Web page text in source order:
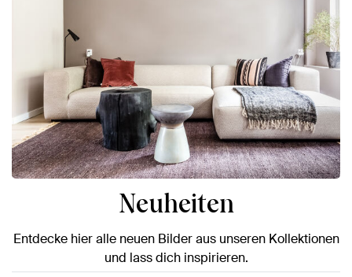
Neuheiten
Entdecke hier alle neuen Bilder aus unseren Kollektionen
und lass dich inspirieren.